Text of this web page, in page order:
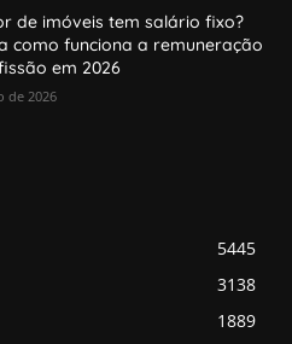
de imóveis tem salário fixo?
como funciona a remuneração
em 2026
de 2026
5445
3138
1889